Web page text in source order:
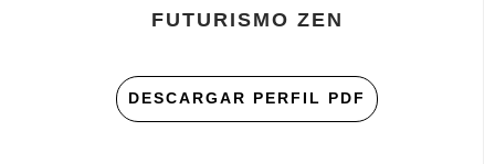
FUTURISMO ZEN
DESCARGAR PERFIL PDF